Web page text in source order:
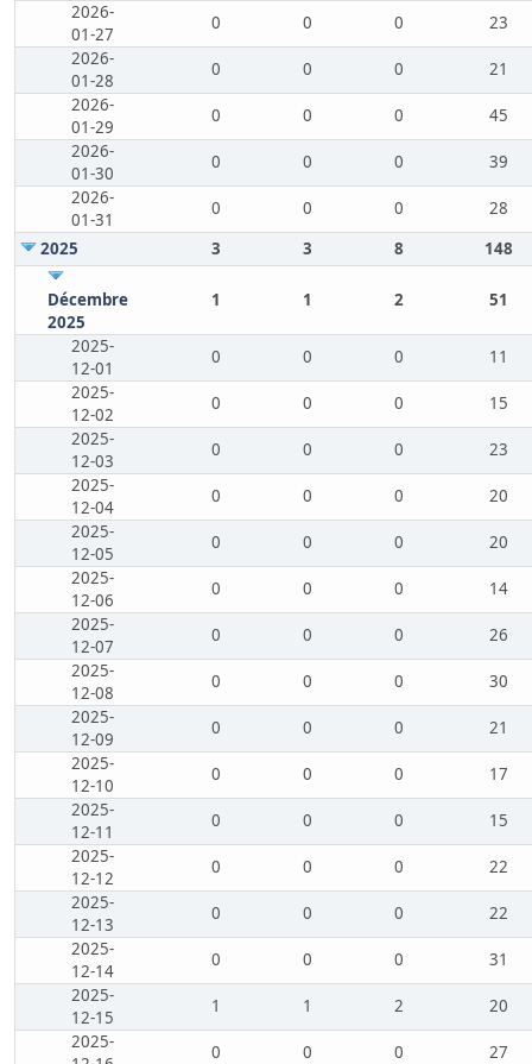
2026-
01-27
0 0 0
23
2026-
01-28
0 0 0
21
2026-
01-29
0 0 0
45
2026-
01-30
0 0 0
39
2026-
01-31
0 0 0
28
2025
3 3 8 148
Décembre
2025
1 1 2 51
2025-
12-01
0 0 0
11
2025-
12-02
0 0 0
15
2025-
12-03
0 0 0
23
2025-
12-04
0 0 0
20
2025-
12-05
0 0 0
20
2025-
12-06
0 0 0
14
2025-
12-07
0 0 0
26
2025-
12-08
0 0 0
30
2025-
12-09
0 0 0
21
2025-
12-10
0 0 0
17
2025-
12-11
0 0 0
15
2025-
12-12
0 0 0
22
2025-
12-13
0 0 0
22
2025-
12-14
0 0 0
31
2025-
12-15
1 1 2
20
2025-
0 0 0
27